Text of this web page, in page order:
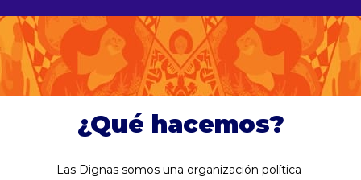
¿Qué hacemos?
Las Dignas somos una organización política